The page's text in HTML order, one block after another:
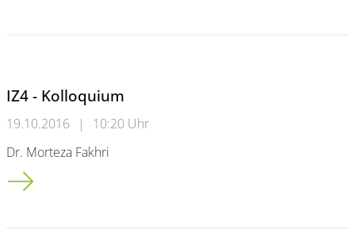
IZ4 - Kolloquium
19.10.2016 |
10:20 Uhr
Dr. Morteza Fakhri
IZ4 - Kolloquium